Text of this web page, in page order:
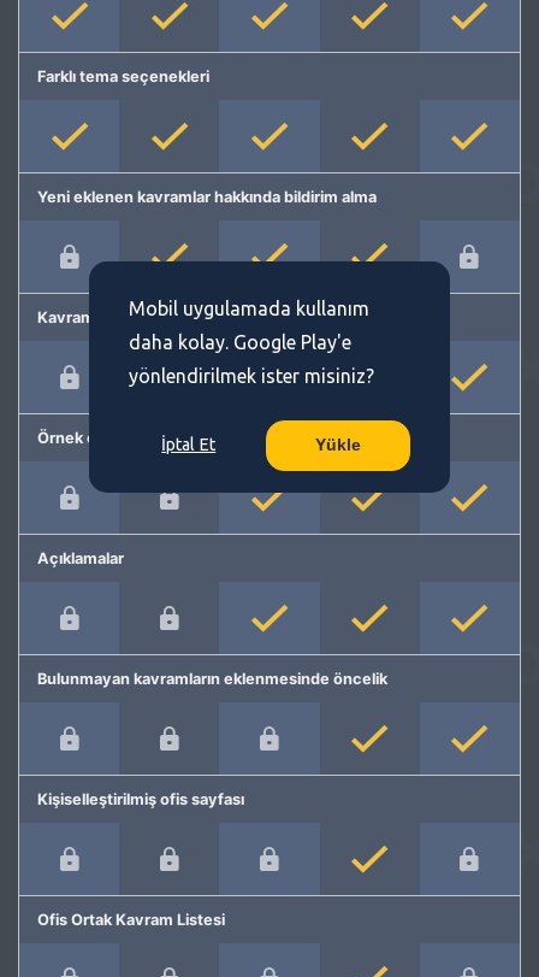
Farklı tema seçenekleri
Yeni eklenen kavramlar hakkında bildirim alma
Kavram önerme
Örnek cümleler
Açıklamalar
Bulunmayan kavramların eklenmesinde öncelik
Kişiselleştirilmiş ofis sayfası
Ofis Ortak Kavram Listesi
Mobil uygulamada kullanım
daha kolay. Google Play'e
yönlendirilmek ister misiniz?
İptal Et Yükle